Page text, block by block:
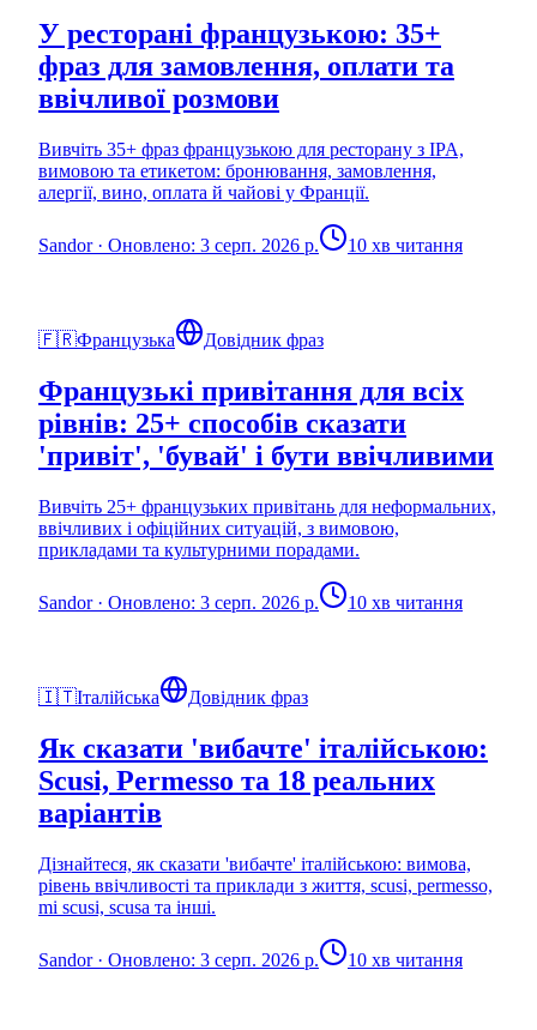
У ресторані французькою: 35+
фраз для замовлення, оплати та
ввічливої розмови
Вивчіть 35+ фраз французькою для ресторану з IPA,
вимовою та етикетом: бронювання, замовлення,
алергії, вино, оплата й чайові у Франції.
Sandor· Оновлено: 3 серп. 2026 р. 10 хв читання
🇫🇷Французька Довідник фраз
Французькі привітання для всіх
рівнів: 25+ способів сказати
'привіт', 'бувай' і бути ввічливими
Вивчіть 25+ французьких привітань для неформальних,
ввічливих і офіційних ситуацій, з вимовою,
прикладами та культурними порадами.
Sandor· Оновлено: 3 серп. 2026 р. 10 хв читання
🇮🇹Італійська Довідник фраз
Як сказати 'вибачте' італійською:
Scusi, Permesso та 18 реальних
варіантів
Дізнайтеся, як сказати 'вибачте' італійською: вимова,
рівень ввічливості та приклади з життя, scusi, permesso,
mi scusi, scusa та інші.
Sandor· Оновлено: 3 серп. 2026 р. 10 хв читання